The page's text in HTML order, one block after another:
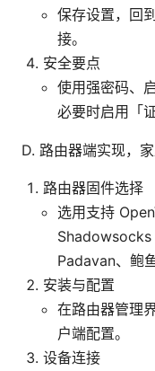
保存设置，回
接。
安全要点
使用强密码、
必要时启用「
D. 路由器端实现，
路由器固件选择
选用支持
Shadowsocks
Padavan、鲍
安装与配置
在路由器管理
户端配置。
设备连接